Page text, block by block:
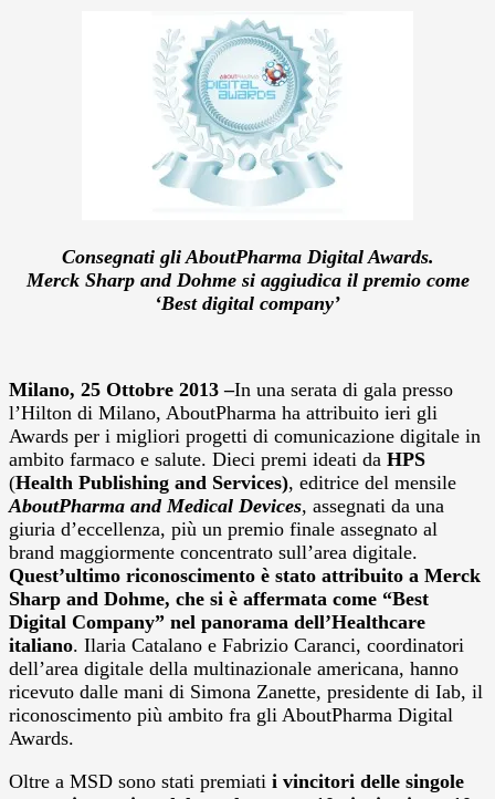
Consegnati gli AboutPharma Digital Awards.
Merck Sharp and Dohme si aggiudica il premio come
‘Best digital company’
Milano, 25 Ottobre 2013 –In una serata di gala presso
l’Hilton di Milano, AboutPharma ha attribuito ieri gli
Awards per i migliori progetti di comunicazione digitale in
ambito farmaco e salute. Dieci premi ideati da HPS
(Health Publishing and Services), editrice del mensile
AboutPharma and Medical Devices, assegnati da una
giuria d’eccellenza, più un premio finale assegnato al
brand maggiormente concentrato sull’area digitale.
Quest’ultimo riconoscimento è stato attribuito a Merck
Sharp and Dohme, che si è affermata come “Best
Digital Company” nel panorama dell’Healthcare
italiano. Ilaria Catalano e Fabrizio Caranci, coordinatori
dell’area digitale della multinazionale americana, hanno
ricevuto dalle mani di Simona Zanette, presidente di Iab, il
riconoscimento più ambito fra gli AboutPharma Digital
Awards.
Oltre a MSD sono stati premiati i vincitori delle singole